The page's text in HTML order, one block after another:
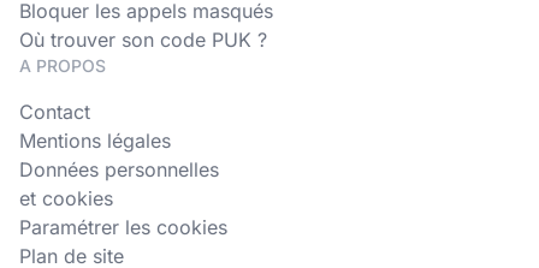
Bloquer les appels masqués
Où trouver son code PUK ?
A PROPOS
Contact
Mentions légales
Données personnelles
et cookies
Paramétrer les cookies
Plan de site